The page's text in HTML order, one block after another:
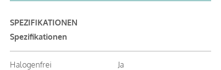
SPEZIFIKATIONEN
Spezifikationen
Halogenfrei Ja